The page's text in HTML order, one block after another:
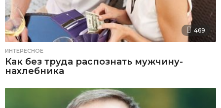
469
ИНТЕРЕСНОЕ
Как без труда распознать мужчину-
нахлебника